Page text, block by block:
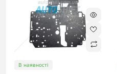
В наявності